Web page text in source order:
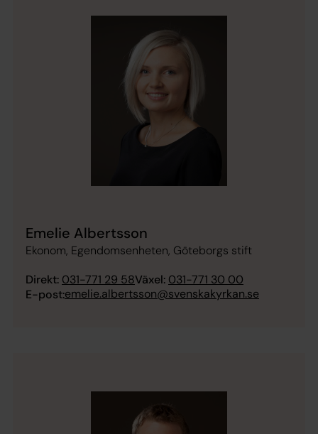
Emelie Albertsson
Ekonom, Egendomsenheten, Göteborgs stift
Direkt: 031-771 29 58Växel: 031-771 30 00
E-post:emelie.albertsson@svenskakyrkan.se